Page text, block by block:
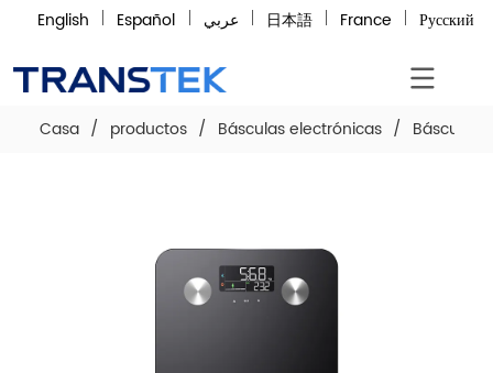
English Español عربي 日本語 France Русский
Casa / productos / Básculas electrónicas / Báscula